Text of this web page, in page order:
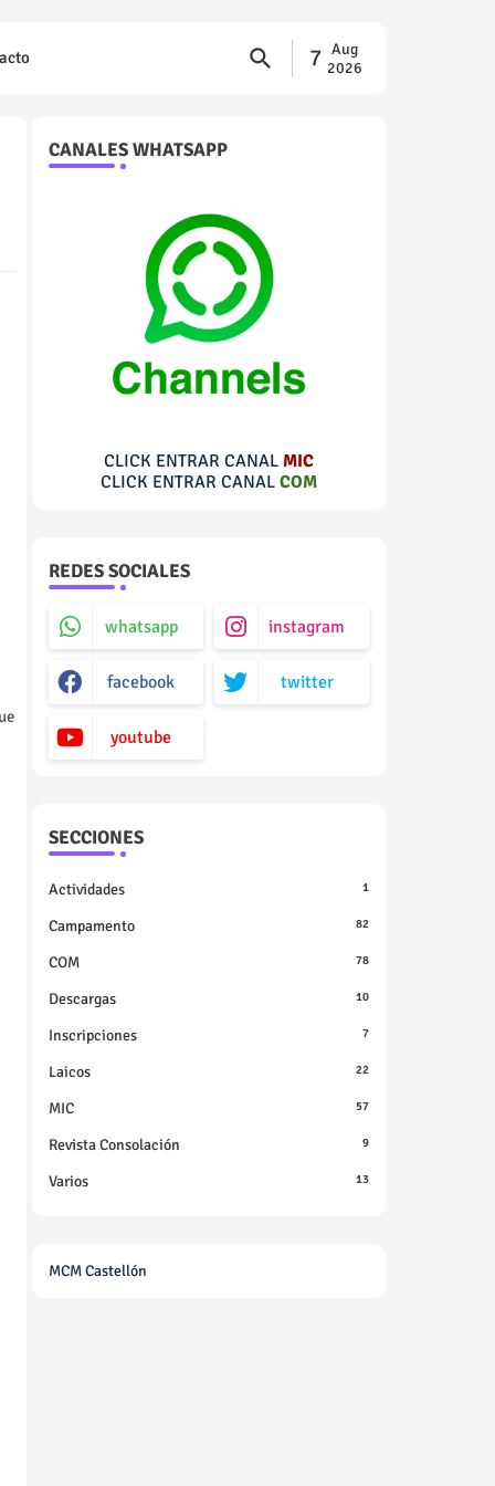
7 Aug
2026
CANALES WHATSAPP
CLICK ENTRAR CANAL MIC
CLICK ENTRAR CANAL COM
REDES SOCIALES
whatsapp instagram
facebook twitter
youtube
SECCIONES
Actividades 1
Campamento 82
COM 78
Descargas 10
Inscripciones 7
Laicos 22
MIC 57
Revista Consolación 9
Varios 13
MCM Castellón